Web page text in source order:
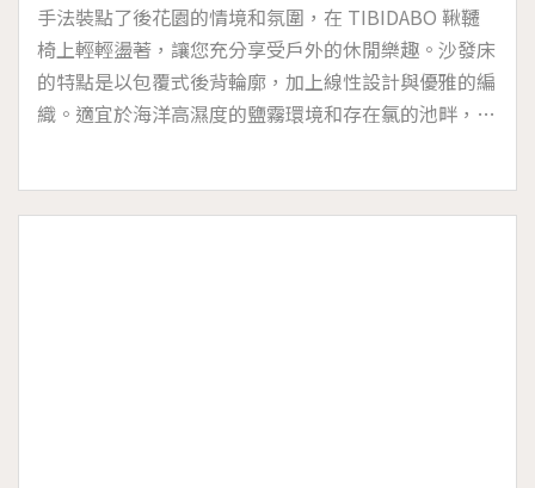
手法裝點了後花園的情境和氛圍，在 TIBIDABO 鞦韆
椅上輕輕盪著，讓您充分享受戶外的休閒樂趣。沙發床
的特點是以包覆式後背輪廓，加上線性設計與優雅的編
織。適宜於海洋高濕度的鹽霧環境和存在氯的池畔，可